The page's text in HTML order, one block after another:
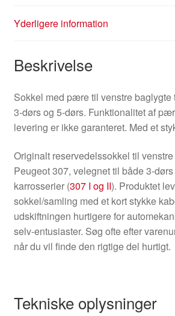
Yderligere information
Beskrivelse
Sokkel med pære til venstre baglygte
3-dørs og 5-dørs. Funktionalitet af
levering er ikke garanteret. Med et
Originalt reservedelssokkel til
Peugeot 307, velegnet til både 3-
karrosserier (307 I og II). Produktet
sokkel/samling med et kort stykke
udskiftningen hurtigere for
selv-entusiaster. Søg ofte efter
når du vil finde den rigtige del hurtigt.
Tekniske oplysninger